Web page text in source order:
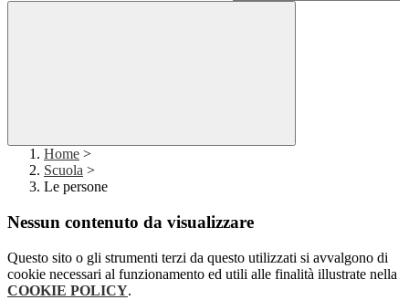
Home >
Scuola >
Le persone
Nessun contenuto da visualizzare
Questo sito o gli strumenti terzi da questo utilizzati si avvalgono di
cookie necessari al funzionamento ed utili alle finalità illustrate nella
COOKIE POLICY.